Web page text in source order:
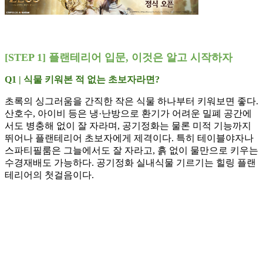
[STEP 1] 플랜테리어 입문, 이것은 알고 시작하자
Q1 | 식물 키워본 적 없는 초보자라면?
초록의 싱그러움을 간직한 작은 식물 하나부터 키워보면 좋다.
산호수, 아이비 등은 냉·난방으로 환기가 어려운 밀폐 공간에
서도 병충해 없이 잘 자라며, 공기정화는 물론 미적 기능까지
뛰어나 플랜테리어 초보자에게 제격이다. 특히 테이블야자나
스파티필룸은 그늘에서도 잘 자라고, 흙 없이 물만으로 키우는
수경재배도 가능하다. 공기정화 실내식물 기르기는 힐링 플랜
테리어의 첫걸음이다.